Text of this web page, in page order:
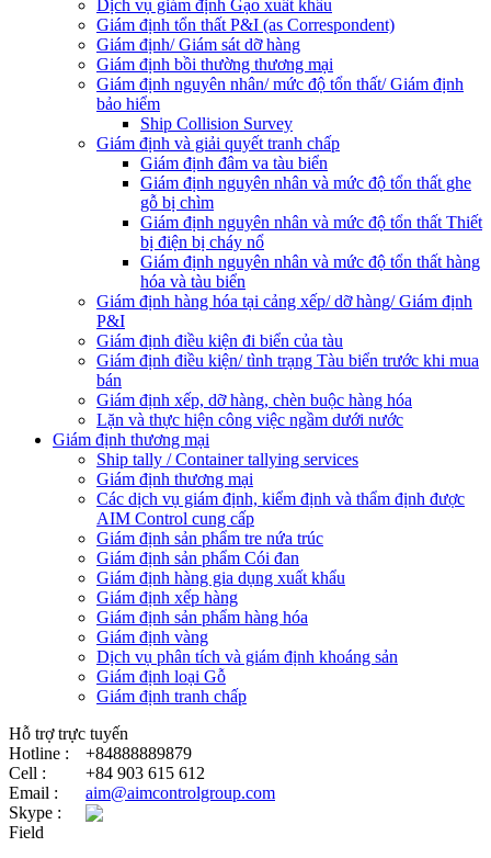
Dịch vụ giám định Gạo xuất khẩu
Giám định tổn thất P&I (as Correspondent)
Giám định/ Giám sát dỡ hàng
Giám định bồi thường thương mại
Giám định nguyên nhân/ mức độ tổn thất/ Giám định
bảo hiểm
Ship Collision Survey
Giám định và giải quyết tranh chấp
Giám định đâm va tàu biển
Giám định nguyên nhân và mức độ tổn thất ghe
gỗ bị chìm
Giám định nguyên nhân và mức độ tổn thất Thiết
bị điện bị cháy nổ
Giám định nguyên nhân và mức độ tổn thất hàng
hóa và tàu biển
Giám định hàng hóa tại cảng xếp/ dỡ hàng/ Giám định
P&I
Giám định điều kiện đi biển của tàu
Giám định điều kiện/ tình trạng Tàu biển trước khi mua
bán
Giám định xếp, dỡ hàng, chèn buộc hàng hóa
Lặn và thực hiện công việc ngầm dưới nước
Giám định thương mại
Ship tally / Container tallying services
Giám định thương mại
Các dịch vụ giám định, kiểm định và thẩm định được
AIM Control cung cấp
Giám định sản phẩm tre nứa trúc
Giám định sản phẩm Cói đan
Giám định hàng gia dụng xuất khẩu
Giám định xếp hàng
Giám định sản phẩm hàng hóa
Giám định vàng
Dịch vụ phân tích và giám định khoáng sản
Giám định loại Gỗ
Giám định tranh chấp
Hỗ trợ trực tuyến
Hotline :
+84888889879
Cell :
+84 903 615 612
Email :
aim@aimcontrolgroup.com
Skype :
Field